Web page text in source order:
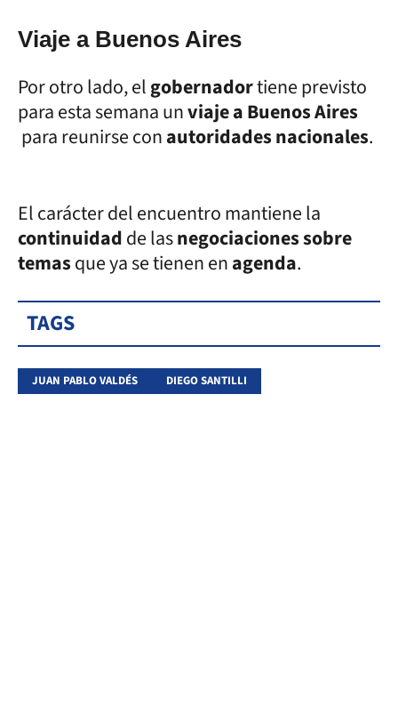
Viaje a Buenos Aires
Por otro lado, elgobernadortiene previsto
para esta semana unviaje a Buenos Aires
para reunirse conautoridades nacionales.
El carácter del encuentro mantiene la
continuidadde lasnegociaciones sobre
temasque ya se tienen enagenda.
TAGS
JUAN PABLO VALDÉS DIEGO SANTILLI